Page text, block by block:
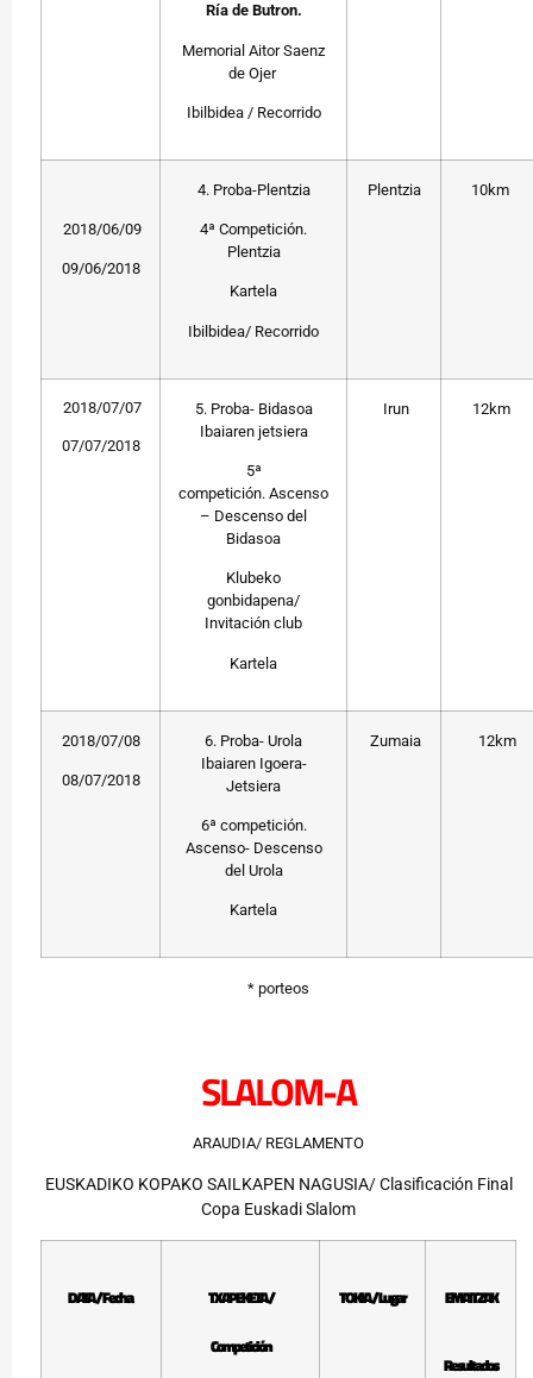
Ría de Butron.
Memorial Aitor Saenz
de Ojer
Ibilbidea / Recorrido
2018/06/09
09/06/2018
4. Proba-Plentzia
4ª Competición.
Plentzia
Kartela
Ibilbidea/ Recorrido
Plentzia 10km
2018/07/07
07/07/2018
5. Proba- Bidasoa
Ibaiaren jetsiera
5ª
competición. Ascenso
– Descenso del
Bidasoa
Klubeko
gonbidapena/
Invitación club
Kartela
Irun 12km
2018/07/08
08/07/2018
6. Proba- Urola
Ibaiaren Igoera-
Jetsiera
6ª competición.
Ascenso- Descenso
del Urola
Kartela
Zumaia 12km
* porteos
SLALOM-A
ARAUDIA/ REGLAMENTO
EUSKADIKO KOPAKO SAILKAPEN NAGUSIA/ Clasificación Final
Copa Euskadi Slalom
DATA / Fecha TXAPEKETA /
Competición
TOKIA / Lugar EMAITZAK
Resultados